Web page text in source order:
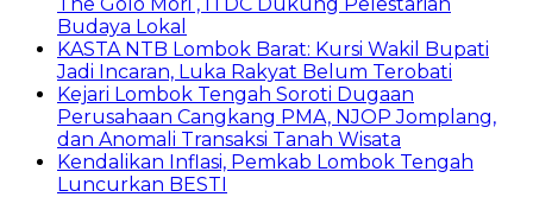
Budaya Lokal
KASTA NTB Lombok Barat: Kursi Wakil Bupati
Jadi Incaran, Luka Rakyat Belum Terobati
Kejari Lombok Tengah Soroti Dugaan
Perusahaan Cangkang PMA, NJOP Jomplang,
dan Anomali Transaksi Tanah Wisata
Kendalikan Inflasi, Pemkab Lombok Tengah
Luncurkan BESTI